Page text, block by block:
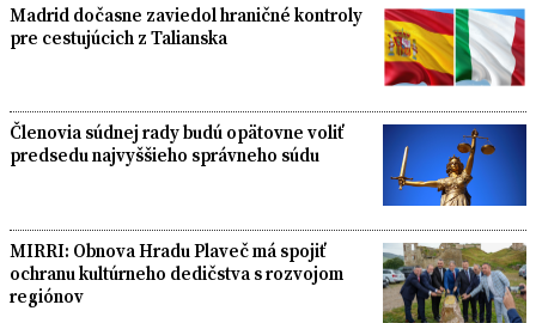
Madrid dočasne zaviedol hraničné kontroly
pre cestujúcich z Talianska
Členovia súdnej rady budú opätovne voliť
predsedu najvyššieho správneho súdu
MIRRI: Obnova Hradu Plaveč má spojiť
ochranu kultúrneho dedičstva s rozvojom
regiónov